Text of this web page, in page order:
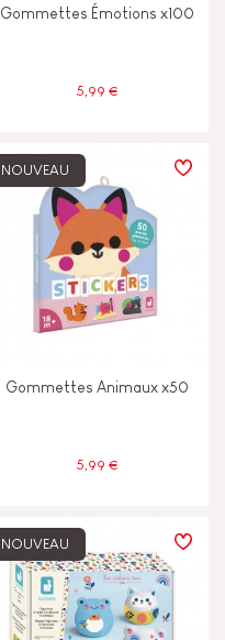
Gommettes Émotions x100
5,99 €
NOUVEAU
Gommettes Animaux x50
5,99 €
NOUVEAU